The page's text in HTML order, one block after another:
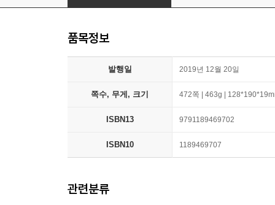
품목정보
발행일 2019년 12월 20일
쪽수, 무게, 크기 472쪽 | 463g |
ISBN13 9791189469702
ISBN10 1189469707
관련분류